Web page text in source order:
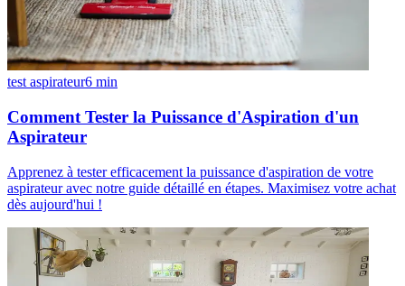
test aspirateur6 min
Comment Tester la Puissance d'Aspiration d'un
Aspirateur
Apprenez à tester efficacement la puissance d'aspiration de votre
aspirateur avec notre guide détaillé en étapes. Maximisez votre achat
dès aujourd'hui !